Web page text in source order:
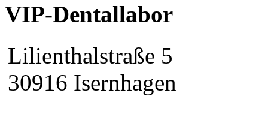
VIP-Dentallabor
Lilienthalstraße 5
30916 Isernhagen